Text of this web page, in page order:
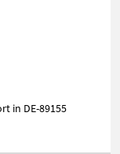
in DE-89155